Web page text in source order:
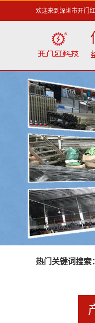
欢迎来到深圳市开门
热门关键词搜索：